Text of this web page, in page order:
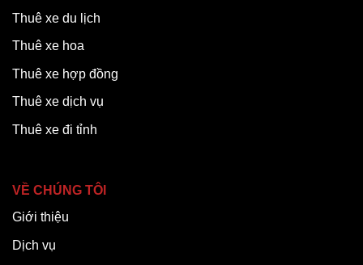
Thuê xe du lịch
Thuê xe hoa
Thuê xe hợp đồng
Thuê xe dịch vụ
Thuê xe đi tỉnh
VỀ CHÚNG TÔI
Giới thiệu
Dịch vụ